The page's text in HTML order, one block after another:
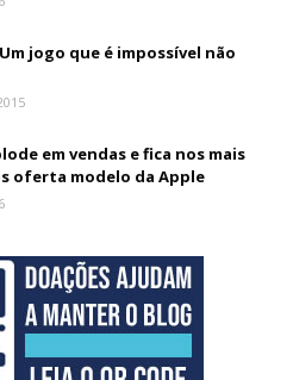
jogo que é impossível não
em vendas e fica nos mais
oferta modelo da Apple